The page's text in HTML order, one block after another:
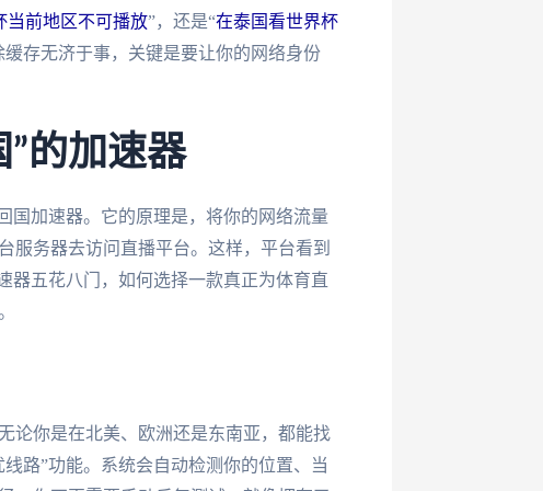
当前地区不可播放”，还是“在泰国看世界杯
存无济于事，关键是要让你的网络身份
的加速器
加速器。它的原理是，将你的网络流量
服务器去访问直播平台。这样，平台看到
器五花八门，如何选择一款真正为体育直
论你是在北美、欧洲还是东南亚，都能找
路”功能。系统会自动检测你的位置、当